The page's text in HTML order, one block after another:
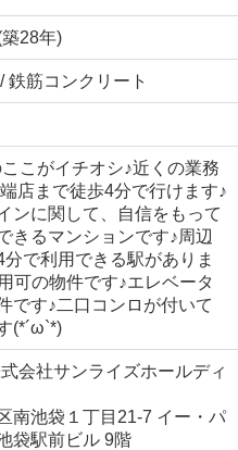
28年)
鉄筋コンクリート
ここがイチオシ♪近くの業務
店まで徒歩4分で行けます♪
ンに関して、自信をもって
きるマンションです♪周辺
で利用できる駅がありま
可の物件です♪エレベータ
です♪二口コンロが付いて
(*´ω`*)
会社サンライズホールディ
南池袋１丁目21-7 イー・パ
袋駅前ビル 9階